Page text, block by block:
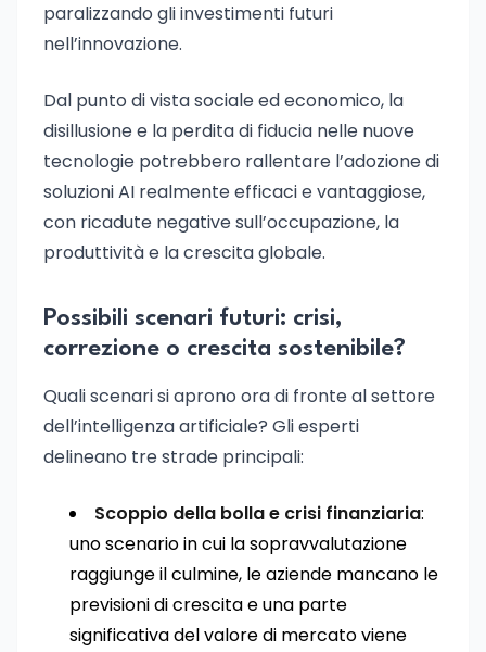
paralizzando gli investimenti futuri
nell’innovazione.
Dal punto di vista sociale ed economico, la
disillusione e la perdita di fiducia nelle nuove
tecnologie potrebbero rallentare l’adozione di
soluzioni AI realmente efficaci e vantaggiose,
con ricadute negative sull’occupazione, la
produttività e la crescita globale.
Possibili scenari futuri: crisi,
correzione o crescita sostenibile?
Quali scenari si aprono ora di fronte al settore
dell’intelligenza artificiale? Gli esperti
delineano tre strade principali:
Scoppio della bolla e crisi finanziaria:
uno scenario in cui la sopravvalutazione
raggiunge il culmine, le aziende mancano le
previsioni di crescita e una parte
significativa del valore di mercato viene